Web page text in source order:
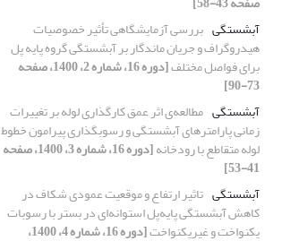
آبشستگی بررسی آزمایشگاهی تأثیر خصوصیات
هیدروگراف و جریان ماندگار بر آبشستگی گروه پایه پل
برای فواصل مختلف [دوره 16، شماره 2، 1400، صفحه
73-90]
آبشستگی مطالعه‌ی اثر عمق کارگذاری لوله بر تغییرات
زمانی پارامترهای آبشستگی و رسوبگذاری پیرامون خطوط
لوله متقاطع با رودخانه [دوره 16، شماره 3، 1400، صفحه
41-53]
آبشستگی تاثیر ارتفاع و موقعیت عمودی شکاف در
کاهش آبشستگی پایه‌پل استوانه‌ای در بستر با رسوبات
یکنواخت و غیر‌یکنواخت [دوره 16، شماره 4، 1400،